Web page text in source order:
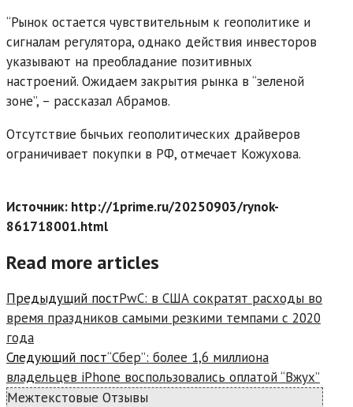
“Рынок остается чувствительным к геополитике и
сигналам регулятора, однако действия инвесторов
указывают на преобладание позитивных
настроений. Ожидаем закрытия рынка в “зеленой
зоне”, – рассказал Абрамов.
Отсутствие бычьих геополитических драйверов
ограничивает покупки в РФ, отмечает Кожухова.
Источник: http://1prime.ru/20250903/rynok-
861718001.html
Read more articles
Предыдущий постPwC: в США сократят расходы во
время праздников самыми резкими темпами с 2020
года
Следующий пост“Сбер”: более 1,6 миллиона
владельцев iPhone воспользовались оплатой “Вжух”
Межтекстовые Отзывы